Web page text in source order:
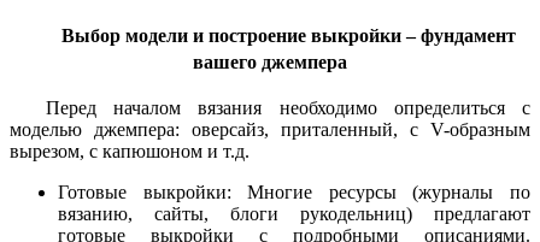
Выбор модели и построение выкройки – фундамент
вашего джемпера
Перед началом вязания необходимо определиться с
моделью джемпера: оверсайз, приталенный, с V-образным
вырезом, с капюшоном и т.д.
Готовые выкройки: Многие ресурсы (журналы по
вязанию, сайты, блоги рукодельниц) предлагают
готовые выкройки с подробными описаниями.